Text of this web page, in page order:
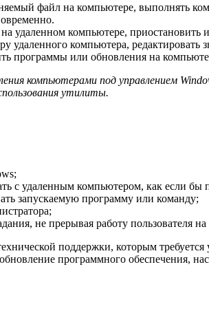
файл на компьютере, выполнять
удаленном компьютере, приостановить
удаленного компьютера, редактировать
программы или обновления на
компьютерами под управлением
утилиты.
с удаленным компьютером, как если бы
запускаемую программу или команду;
не прерывая работу пользователя
поддержки, которым
программного обеспечения,